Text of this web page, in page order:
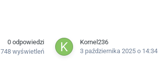
0 odpowiedzi
748 wyświetleń
Kornel236
3 października 2025 o 14:34